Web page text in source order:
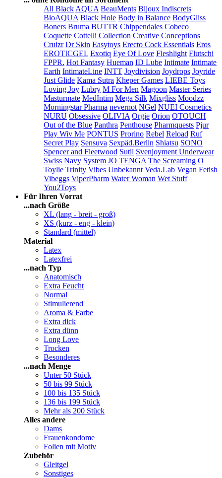
All Black AQUA BeauMents Bijoux Indiscrets
BioAQUA Black Hole Body in Balance BodyGliss
Boners Bruma BUTTR Chippendales Cobeco
Coquette Cottelli Collection Creative Conceptions
Cruizr Dr Skin Easytoys Erecto Cock Essentials Eros
EROTICGEL Exotiq Eye Of Love Fleshlight Flutschi
FPPR. Hot Fantasy Hueman ID Lube Intimate Intimate
Earth IntimateLine INTT Joydivision Joydrops Joyride
Just Glide Kama Sutra Kheper Games LIEBE Toys
Loving Joy Lubry M For Men Magoon Master Series
Masturmate MedIntim Mega Silk Mixgliss Moodzz
Morningstar Pharma nevernot NGel NUEI Cosmetics
NURU Obsessive OLIVIA Orgie Orion OTOUCH
Out of the Blue Panthra Penthouse Pharmquests Pjur
Play Wiv Me PONTUS Prorino Rebel Reload Ruf
Secret Play Sensuva Sexpäd.Berlin Shiatsu SONO
Spencer and Fleetwood Sutil Svenjoyment Underwear
Swiss Navy System JO TENGA The Screaming O
Toylie Trinity Vibes Unbekannt Veda.Lab Vegan Fetish
Vibeggs ViperPharm Water Woman Wet Stuff
You2Toys
Für Ihren Vorrat
...nach Größe
XL (lang - breit - groß)
XS (kurz - eng - klein)
Standard (mittel)
Material
Latex
Latexfrei
...nach Typ
Anatomisch
Extra Feucht
Normal
Stimulierend
Aroma & Farbe
Extra dick
Extra dünn
Long Love
Trocken
Besonderes
...nach Menge
Unter 50 Stück
50 bis 99 Stück
100 bis 135 Stück
136 bis 199 Stück
Mehr als 200 Stück
Alles andere
Dams
Frauenkondome
Folien mit Motiv
Zubehör
Gleitgel
Sonstiges